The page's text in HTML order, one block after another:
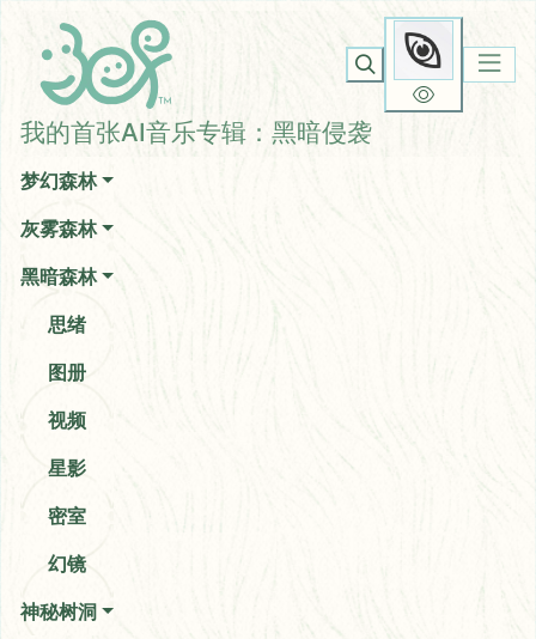
我的首张AI音乐专辑：黑暗侵袭
梦幻森林
灰雾森林
黑暗森林
思绪
图册
视频
星影
密室
幻镜
神秘树洞
我的首张AI音乐专辑：黑暗
侵袭